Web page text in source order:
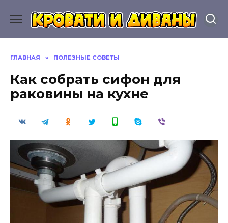
содержанию
ГЛАВНАЯ » ПОЛЕЗНЫЕ СОВЕТЫ
Как собрать сифон для
раковины на кухне